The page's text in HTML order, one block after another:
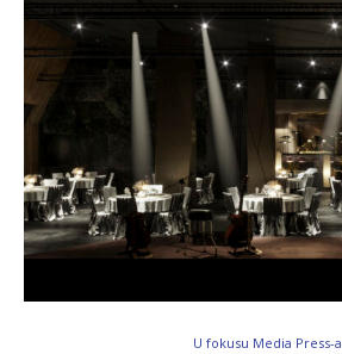
U fokusu Media Press-a